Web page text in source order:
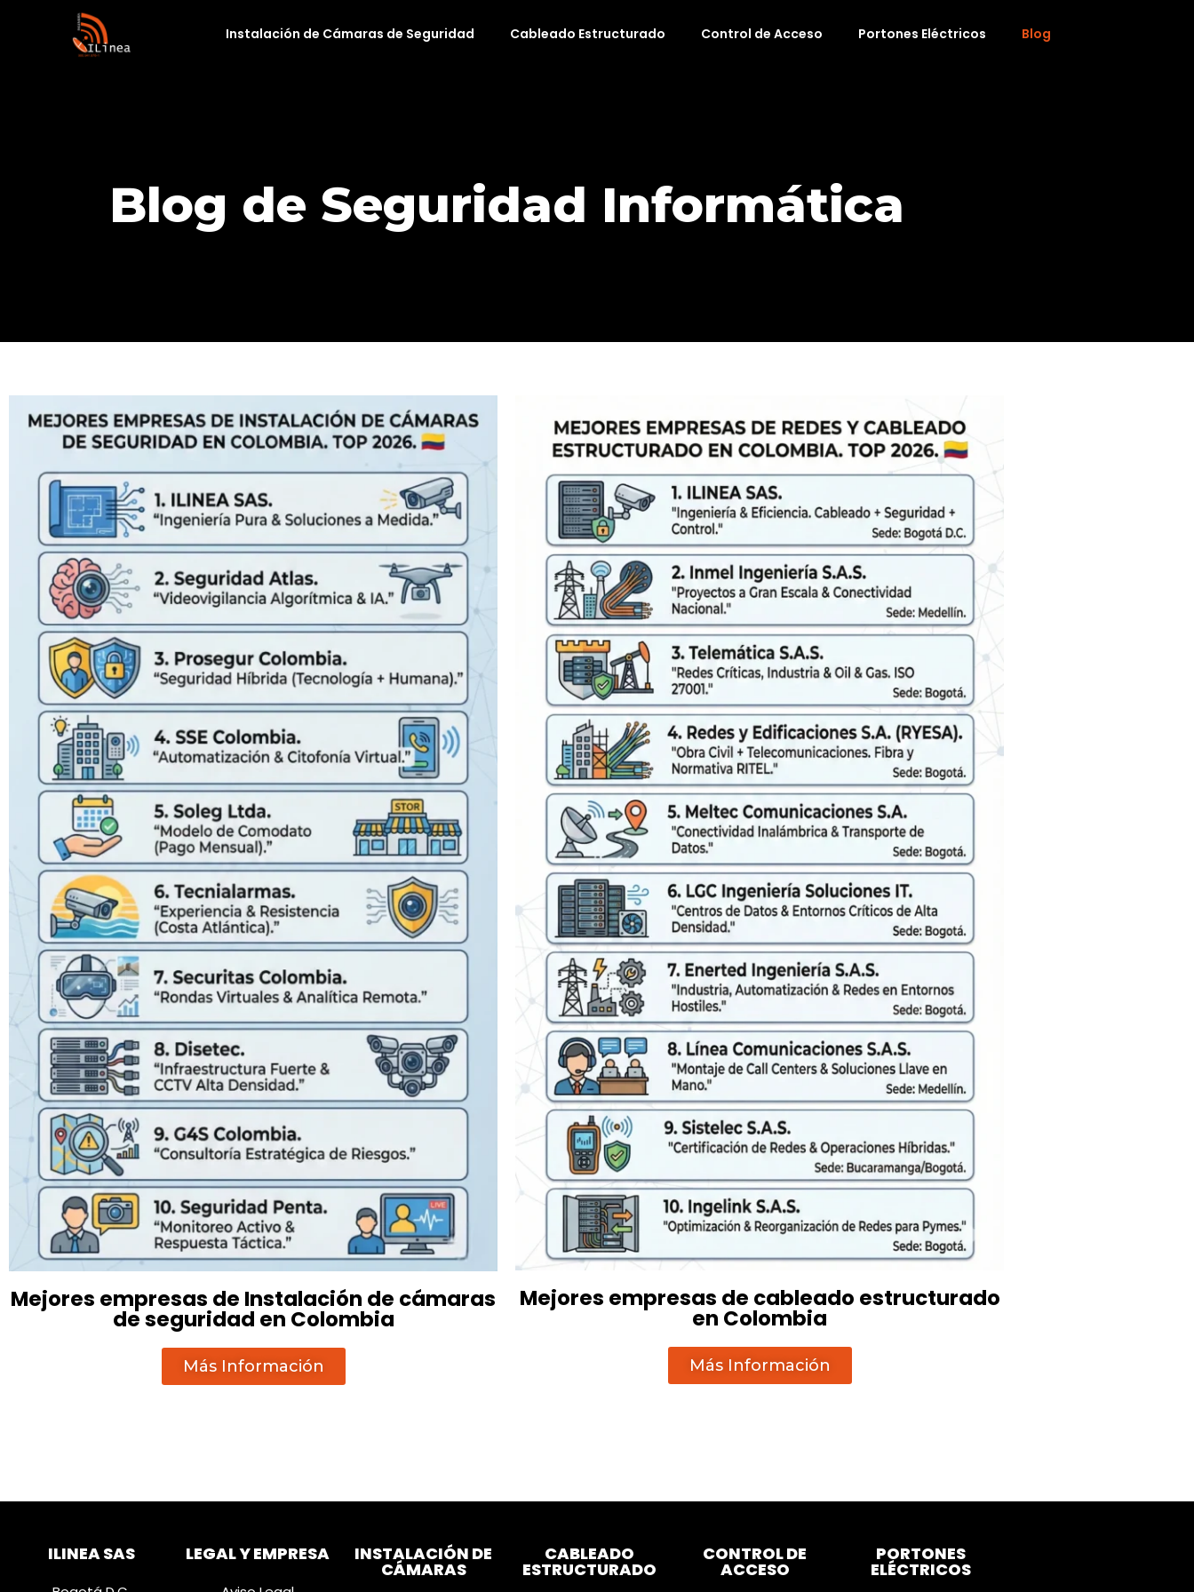
Instalación de Cámaras de Seguridad Cableado Estructurado Control de Acceso Portones Eléctricos Blog
Blog de Seguridad Informática
Mejores empresas de Instalación de cámaras
de seguridad en Colombia
Más Información
Mejores empresas de cableado estructurado
en Colombia
Más Información
ILINEA SAS LEGAL Y EMPRESA INSTALACIÓN DE
CÁMARAS
CABLEADO
ESTRUCTURADO
CONTROL DE
ACCESO
PORTONES
ELÉCTRICOS